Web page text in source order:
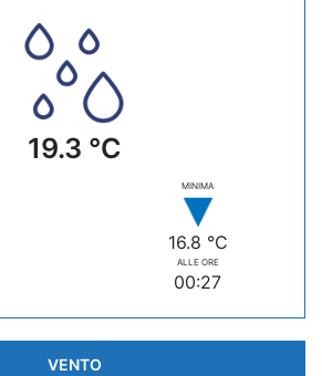
19.3 °C
MINIMA
16.8 °C
ALLE ORE
00:27
VENTO